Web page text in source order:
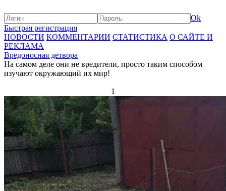
Ok
Быстрая регистрация
НОВОСТИ КОММЕНТАРИИ СТАТИСТИКА О САЙТЕ И
РЕКЛАМА
Вредоносная детвора
На самом деле они не вредители, просто таким способом
изучают окружающий их мир!
1